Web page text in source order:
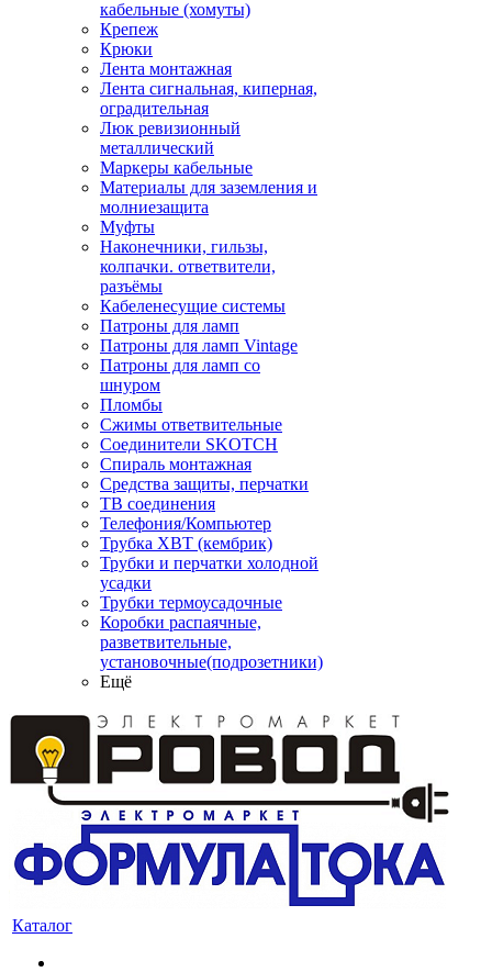
кабельные (хомуты)
Крепеж
Крюки
Лента монтажная
Лента сигнальная, киперная,
оградительная
Люк ревизионный
металлический
Маркеры кабельные
Материалы для заземления и
молниезащита
Муфты
Наконечники, гильзы,
колпачки. ответвители,
разъёмы
Кабеленесущие системы
Патроны для ламп
Патроны для ламп Vintage
Патроны для ламп со
шнуром
Пломбы
Сжимы ответвительные
Соединители SKOTCH
Спираль монтажная
Средства защиты, перчатки
ТВ соединения
Телефония/Компьютер
Трубка ХВТ (кембрик)
Трубки и перчатки холодной
усадки
Трубки термоусадочные
Коробки распаячные,
разветвительные,
установочные(подрозетники)
Ещё
Каталог